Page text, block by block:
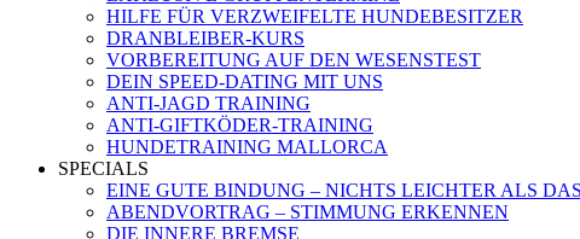
HILFE FÜR VERZWEIFELTE HUNDEBESITZER
DRANBLEIBER-KURS
VORBEREITUNG AUF DEN WESENSTEST
DEIN SPEED-DATING MIT UNS
ANTI-JAGD TRAINING
ANTI-GIFTKÖDER-TRAINING
HUNDETRAINING MALLORCA
SPECIALS
EINE GUTE BINDUNG – NICHTS LEICHTER ALS
ABENDVORTRAG – STIMMUNG ERKENNEN
DIE INNERE BREMSE